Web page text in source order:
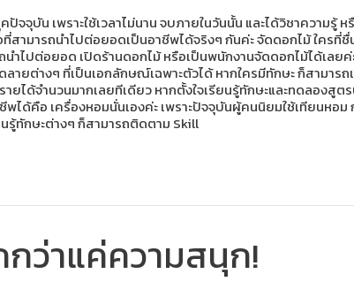
บัน เพราะใช้เวลาไม่นาน จบภายในวันนั้น และได้วิชาความรู้
สามารถนำไปต่อยอดเป็นอาชีพได้จริงๆ กันค่ะ จัดดอกไม้ ใคร
ปต่อยอด เปิดร้านดอกไม้ หรือเป็นพนักงานจัดดอกไม้ได้เลยค่
ยต่างๆ ที่เป็นเอกลักษณ์เฉพาะตัวได้ หากใครมีทักษะ ก็สามาร
ยได้จำนวนมากเลยทีเดียว หากตั้งใจเรียนรู้ทักษะและทดลองสู
ได้คือ เครื่องหอมนั่นเองค่ะ เพราะปัจจุบันผู้คนนิยมใช้เทียนหอ
รู้ทักษะต่างๆ ก็สามารถติดตาม Skill
กว่าแค่ความสนุก!